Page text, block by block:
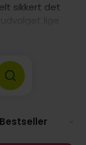
sikkert det
lige
Bestseller